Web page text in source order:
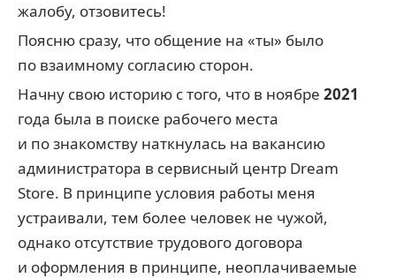
жалобу, отзовитесь!
Поясню сразу, что общение на «ты» было
по взаимному согласию сторон.
Начну свою историю с того, что в ноябре 2021
года была в поиске рабочего места
и по знакомству наткнулась на вакансию
администратора в сервисный центр Dream
Store. В принципе условия работы меня
устраивали, тем более человек не чужой,
однако отсутствие трудового договора
и оформления в принципе, неоплачиваемые